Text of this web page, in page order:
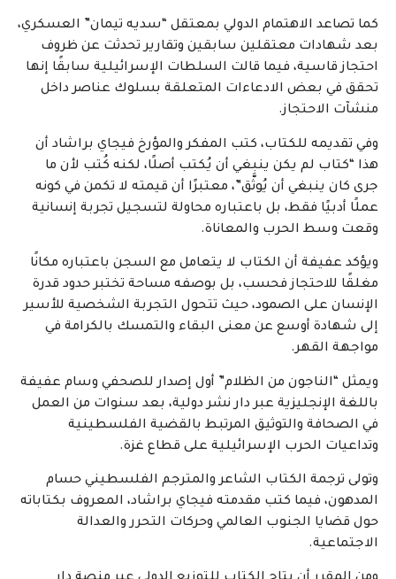
كما تصاعد الاهتمام الدولي بمعتقل “سديه تيمان” العسكري،
بعد شهادات معتقلين سابقين وتقارير تحدثت عن ظروف
احتجاز قاسية، فيما قالت السلطات الإسرائيلية سابقًا إنها
تحقق في بعض الادعاءات المتعلقة بسلوك عناصر داخل
منشآت الاحتجاز.
وفي تقديمه للكتاب، كتب المفكر والمؤرخ فيجاي براشاد أن
هذا “كتاب لم يكن ينبغي أن يُكتب أصلًا، لكنه كُتب لأن ما
جرى كان ينبغي أن يُوثَّق”، معتبرًا أن قيمته لا تكمن في كونه
عملًا أدبيًا فقط، بل باعتباره محاولة لتسجيل تجربة إنسانية
وقعت وسط الحرب والمعاناة.
ويؤكد عفيفة أن الكتاب لا يتعامل مع السجن باعتباره مكانًا
مغلقًا للاحتجاز فحسب، بل بوصفه مساحة تختبر حدود قدرة
الإنسان على الصمود، حيث تتحول التجربة الشخصية للأسير
إلى شهادة أوسع عن معنى البقاء والتمسك بالكرامة في
مواجهة القهر.
ويمثل “الناجون من الظلام” أول إصدار للصحفي وسام عفيفة
باللغة الإنجليزية عبر دار نشر دولية، بعد سنوات من العمل
في الصحافة والتوثيق المرتبط بالقضية الفلسطينية
وتداعيات الحرب الإسرائيلية على قطاع غزة.
وتولى ترجمة الكتاب الشاعر والمترجم الفلسطيني حسام
المدهون، فيما كتب مقدمته فيجاي براشاد، المعروف بكتاباته
حول قضايا الجنوب العالمي وحركات التحرر والعدالة
الاجتماعية.